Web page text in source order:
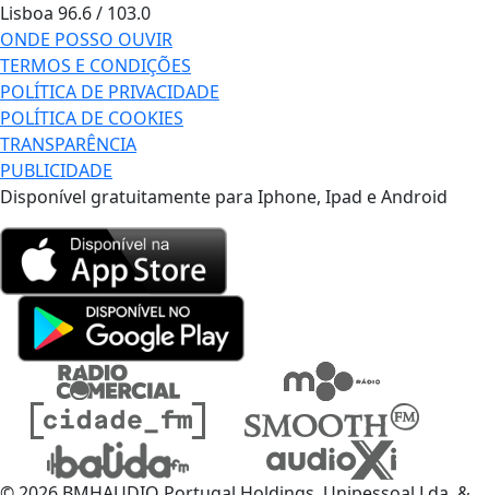
Lisboa 96.6 / 103.0
ONDE POSSO OUVIR
TERMOS E CONDIÇÕES
POLÍTICA DE PRIVACIDADE
POLÍTICA DE COOKIES
TRANSPARÊNCIA
PUBLICIDADE
Disponível gratuitamente para Iphone, Ipad e Android